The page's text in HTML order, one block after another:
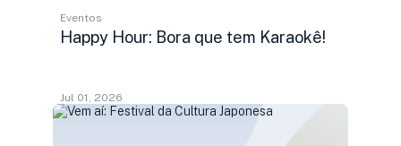
Eventos
Happy Hour: Bora que tem Karaokê!
Jul 01, 2026